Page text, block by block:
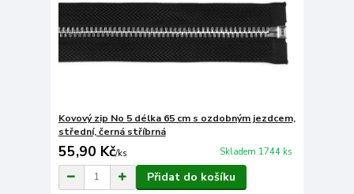
Kovový zip No 5 délka 65 cm s ozdobným jezdcem,
střední, černá stříbrná
55,90 Kč/ks Skladem 1744 ks
Přidat do košíku